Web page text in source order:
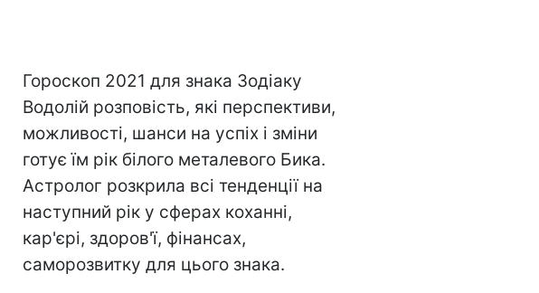
Гороскоп 2021 для знака Зодіаку
Водолій розповість, які перспективи,
можливості, шанси на успіх і зміни
готує їм рік білого металевого Бика.
Астролог розкрила всі тенденції на
наступний рік у сферах коханні,
кар'єрі, здоров'ї, фінансах,
саморозвитку для цього знака.